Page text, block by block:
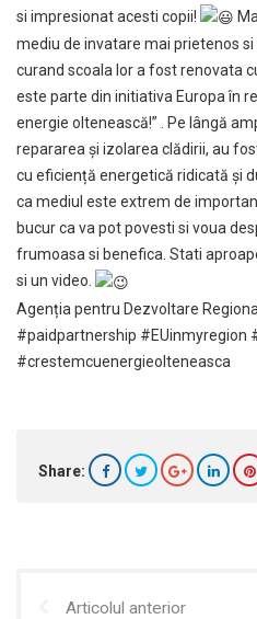
si impresionat acesti copii!
mediu de invatare mai prietenos
curand scoala lor a fost renovata
este parte din initiativa Europa în
energie oltenească!” . Pe lângă
repararea și izolarea clădirii, au
cu eficiență energetică ridicată și
ca mediul este extrem de
bucur ca va pot povesti si voua
frumoasa si benefica. Stati
si un video.
Agenția pentru Dezvoltare
#paidpartnership #EUinmyregion
#crestemcuenergieolteneasca
Share:
Articolul anterior